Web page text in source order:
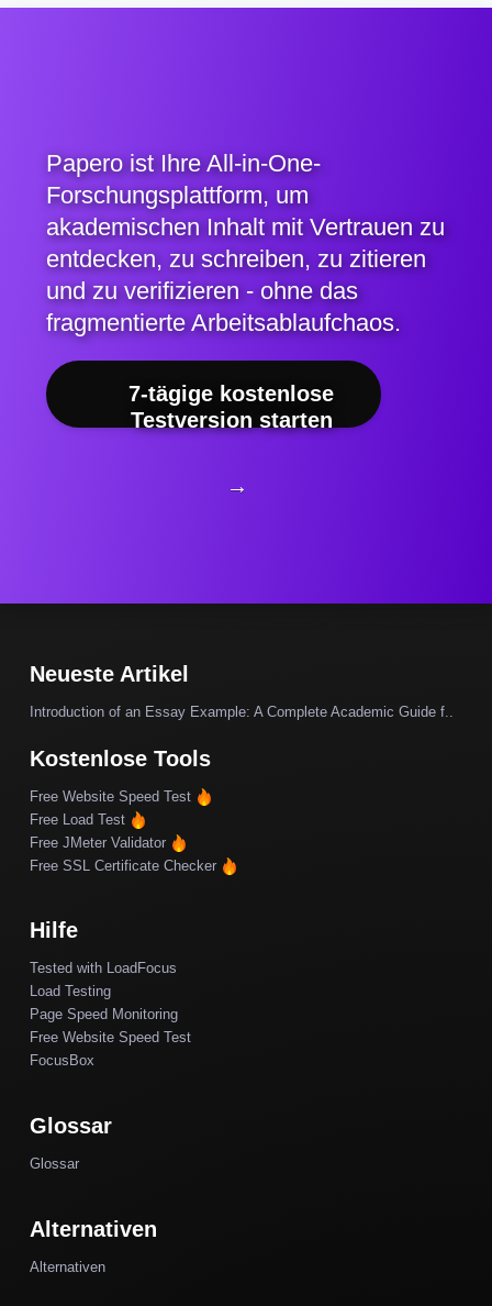
Papero ist Ihre All-in-One-
Forschungsplattform, um
akademischen Inhalt mit Vertrauen zu
entdecken, zu schreiben, zu zitieren
und zu verifizieren - ohne das
fragmentierte Arbeitsablaufchaos.
7-tägige kostenlose
Testversion starten
→
Neueste Artikel
Introduction of an Essay Example: A Complete Academic Guide f..
Kostenlose Tools
Free Website Speed Test
Free Load Test
Free JMeter Validator
Free SSL Certificate Checker
Hilfe
Tested with LoadFocus
Load Testing
Page Speed Monitoring
Free Website Speed Test
FocusBox
Glossar
Glossar
Alternativen
Alternativen